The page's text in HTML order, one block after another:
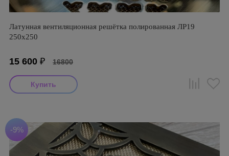
Латунная вентиляционная решётка полированная ЛР19
250х250
15 600 ₽ 16800
-9%